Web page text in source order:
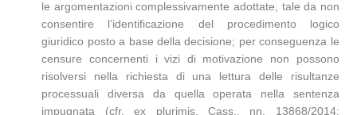
le argomentazioni complessivamente adottate, tale da non
consentire l’identificazione del procedimento logico
giuridico posto a base della decisione; per conseguenza le
censure concernenti i vizi di motivazione non possono
risolversi nella richiesta di una lettura delle risultanze
processuali diversa da quella operata nella sentenza
impugnata (cfr, ex plurimis, Cass., nn. 13868/2014;